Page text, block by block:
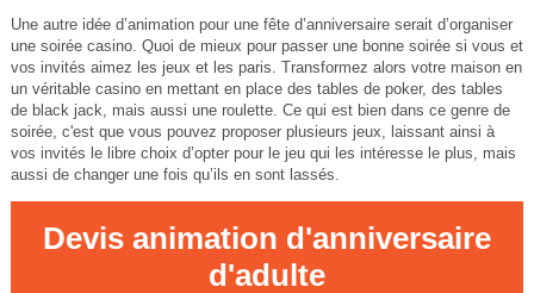
Une autre idée d’animation pour une fête d’anniversaire serait d’organiser
une soirée casino. Quoi de mieux pour passer une bonne soirée si vous et
vos invités aimez les jeux et les paris. Transformez alors votre maison en
un véritable casino en mettant en place des tables de poker, des tables
de black jack, mais aussi une roulette. Ce qui est bien dans ce genre de
soirée, c'est que vous pouvez proposer plusieurs jeux, laissant ainsi à
vos invités le libre choix d’opter pour le jeu qui les intéresse le plus, mais
aussi de changer une fois qu’ils en sont lassés.
Devis animation d'anniversaire
d'adulte